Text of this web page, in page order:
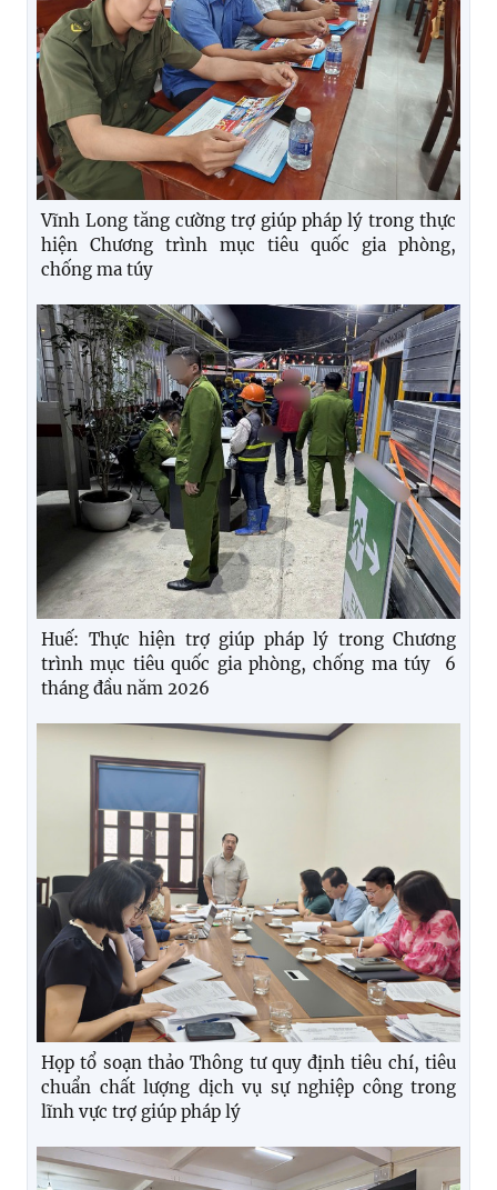
Vĩnh Long tăng cường trợ giúp pháp lý trong thực
hiện Chương trình mục tiêu quốc gia phòng,
chống ma túy
Huế: Thực hiện trợ giúp pháp lý trong Chương
trình mục tiêu quốc gia phòng, chống ma túy 6
tháng đầu năm 2026
Họp tổ soạn thảo Thông tư quy định tiêu chí, tiêu
chuẩn chất lượng dịch vụ sự nghiệp công trong
lĩnh vực trợ giúp pháp lý